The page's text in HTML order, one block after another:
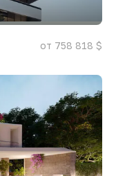
от 758 818 $